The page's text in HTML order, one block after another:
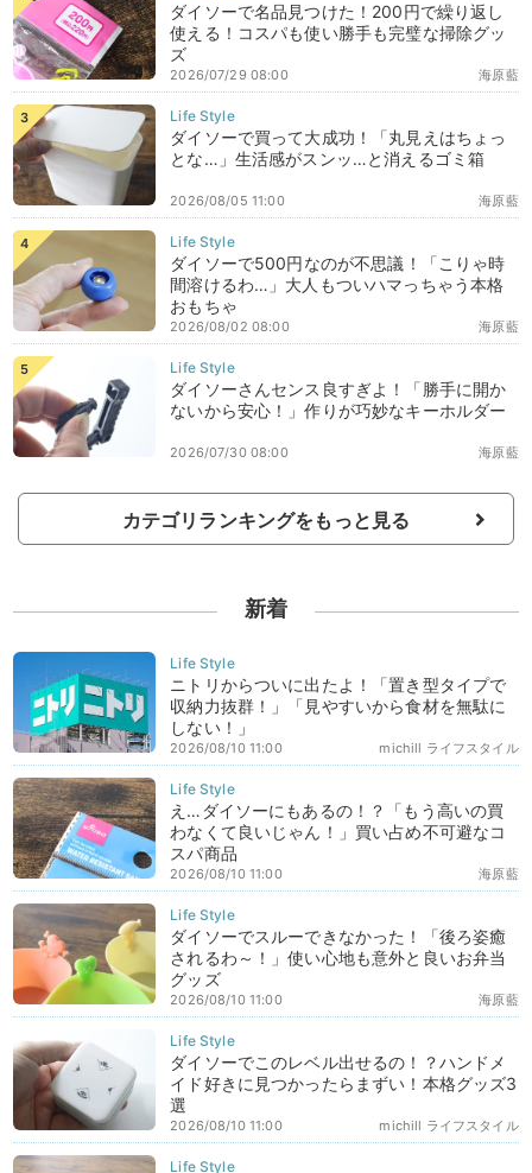
ダイソーで名品見つけた！200円で繰り返し
使える！コスパも使い勝手も完璧な掃除グッ
ズ
海原藍
2026/07/29 08:00
ダイソーで買って大成功！「丸見えはちょっ
とな…」生活感がスンッ…と消えるゴミ箱
海原藍
2026/08/05 11:00
ダイソーで500円なのが不思議！「こりゃ時
間溶けるわ…」大人もついハマっちゃう本格
おもちゃ
海原藍
2026/08/02 08:00
ダイソーさんセンス良すぎよ！「勝手に開か
ないから安心！」作りが巧妙なキーホルダー
海原藍
2026/07/30 08:00
カテゴリランキングをもっと見る
新着
ニトリからついに出たよ！「置き型タイプで
収納力抜群！」「見やすいから食材を無駄に
しない！」
michill ライフスタイル
2026/08/10 11:00
え…ダイソーにもあるの！？「もう高いの買
わなくて良いじゃん！」買い占め不可避なコ
スパ商品
海原藍
2026/08/10 11:00
ダイソーでスルーできなかった！「後ろ姿癒
されるわ～！」使い心地も意外と良いお弁当
グッズ
海原藍
2026/08/10 11:00
ダイソーでこのレベル出せるの！？ハンドメ
イド好きに見つかったらまずい！本格グッズ3
選
michill ライフスタイル
2026/08/10 11:00